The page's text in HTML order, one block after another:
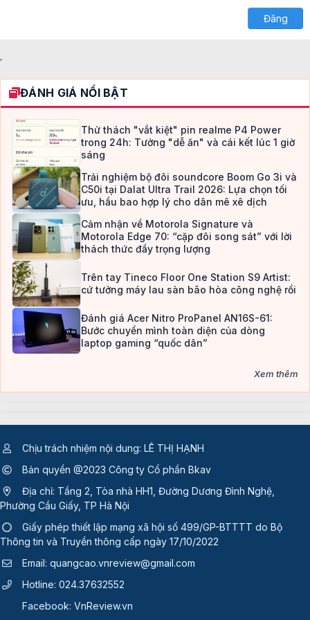
Verdana
Đăng
ĐÁNH GIÁ NỔI BẬT
Thử thách "vắt kiệt" pin realme P4 Power
trong 24h: Tưởng "dễ ăn" và cái kết lúc 1 giờ
sáng
Trải nghiệm bộ đôi soundcore Boom Go 3i và
C50i tại Dalat Ultra Trail 2026: Lựa chọn tối
ưu, hầu bao hợp lý cho dân mê xê dịch
Cảm nhận về Motorola Signature và
Motorola Edge 70: “cặp đôi song sát” với lời
thách thức đầy trọng lượng
Trên tay Tineco Floor One Station S9 Artist:
cứ tưởng máy lau sàn bão hòa công nghệ rồi
Đánh giá Acer Nitro ProPanel AN16S-61:
Bước chuyển mình toàn diện của dòng
laptop gaming “quốc dân”
Xem thêm
Chịu trách nhiệm nội dung: LÊ THỊ HẠNH
Bản quyền @2023 Công ty Cổ phần Bkav
Địa chỉ: Tầng 2, Tòa nhà HH1, Đường Dương Đình Nghệ,
Phường Cầu Giấy, TP Hà Nội
Giấy phép thiết lập mạng xã hội số 499/GP-BTTTT do Bộ
Thông tin và Truyền thông cấp ngày 17/10/2022
Email: quangcao.vnreview@gmail.com
Hotline: 024.37632552
Facebook: VnReview.vn